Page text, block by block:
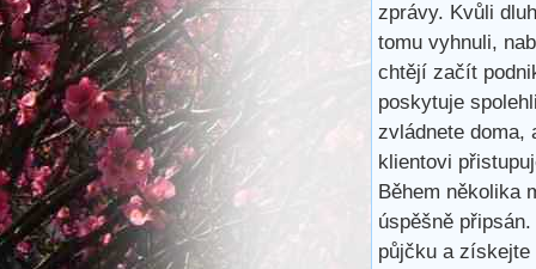
zprávy. Kvůli
tomu vyhnuli,
chtějí začít
poskytuje
zvládnete doma,
klientovi
Během několika
úspěšně
půjčku a získejte